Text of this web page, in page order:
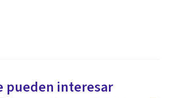
pueden interesar